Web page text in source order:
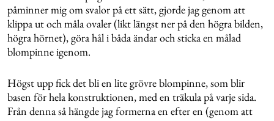
påminner mig om svalor på ett sätt, gjorde jag genom att
klippa ut och måla ovaler (likt längst ner på den högra bilden,
högra hörnet), göra hål i båda ändar och sticka en målad
blompinne igenom.
Högst upp fick det bli en lite grövre blompinne, som blir
basen för hela konstruktionen, med en träkula på varje sida.
Från denna så hängde jag formerna en efter en (genom att